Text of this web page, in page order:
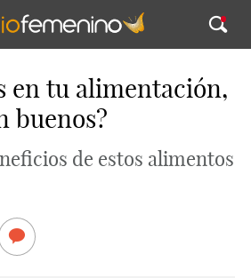
en tu alimentación,
buenos?
de estos alimentos